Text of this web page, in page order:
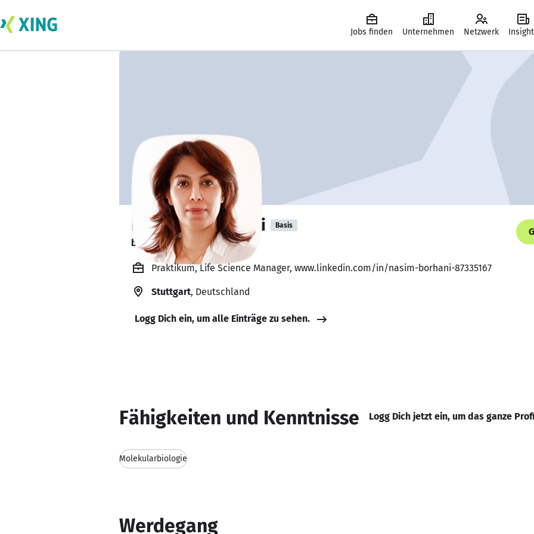
Jobs finden Unternehmen Netzwerk
Dr. Nasim Borhani Basis
bildet sich zurzeit weiter. 🎓
Praktikum, Life Science Manager, www.linkedin.com/in/nasim-borhani-87335167
Stuttgart, Deutschland
Logg Dich ein, um alle Einträge zu sehen.
Fähigkeiten und Kenntnisse Logg Dich jetzt ein, um das ganze
Molekularbiologie
Werdegang